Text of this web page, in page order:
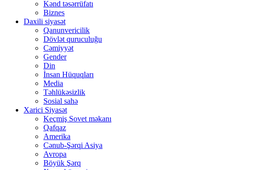
Kənd təsərrüfatı
Biznes
Daxili siyasət
Qanunvericilik
Dövlət quruculuğu
Cəmiyyət
Gender
Din
İnsan Hüquqları
Media
Təhlükəsizlik
Sosial sahə
Xarici Siyasət
Keçmiş Sovet məkanı
Qafqaz
Amerika
Cənub-Şərqi Asiya
Avropa
Böyük Şərq